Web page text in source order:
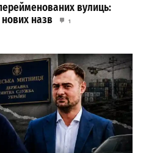
вулиць:
нових назв
1